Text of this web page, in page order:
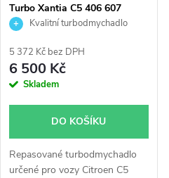
Turbo Xantia C5 406 607
2.0HDi 80kW KKK
Kvalitní turbodmychadlo
5 372 Kč bez DPH
6 500 Kč
Skladem
DO KOŠÍKU
Repasované turbodmychadlo
určené pro vozy Citroen C5